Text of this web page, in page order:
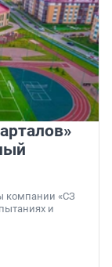
компании «СЗ
и